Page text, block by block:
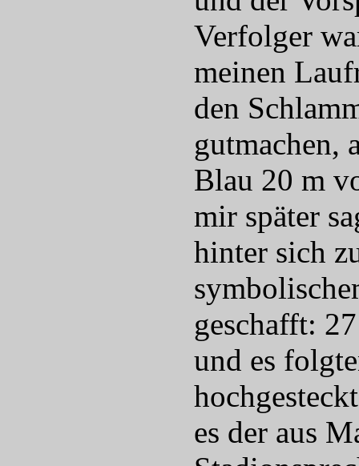
Verfolger
meinen
den
gutmachen,
Blau 20 m
mir später
hinter sich
geschafft:
und es
es der aus